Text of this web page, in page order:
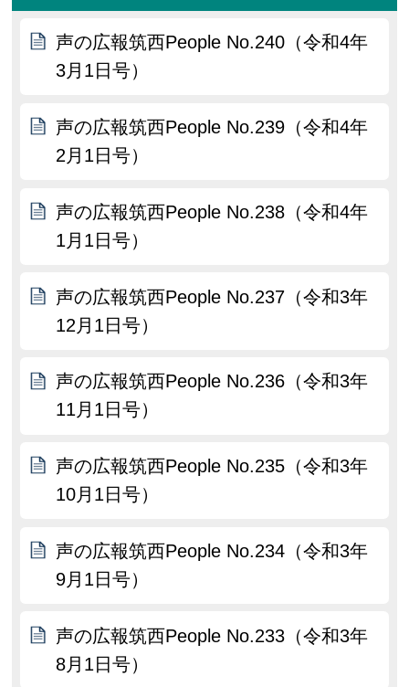
声の広報筑西People No.240（令和4年
3月1日号）
声の広報筑西People No.239（令和4年
2月1日号）
声の広報筑西People No.238（令和4年
1月1日号）
声の広報筑西People No.237（令和3年
12月1日号）
声の広報筑西People No.236（令和3年
11月1日号）
声の広報筑西People No.235（令和3年
10月1日号）
声の広報筑西People No.234（令和3年
9月1日号）
声の広報筑西People No.233（令和3年
8月1日号）